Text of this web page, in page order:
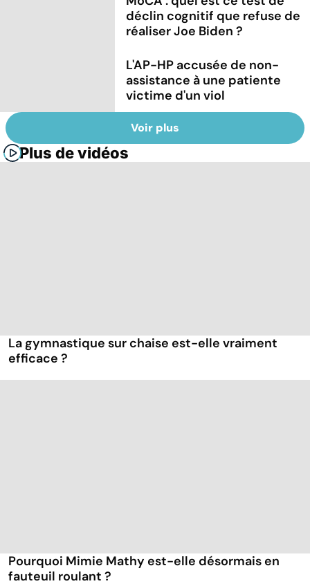
déclin cognitif que refuse de
réaliser Joe Biden ?
L'AP-HP accusée de non-
assistance à une patiente
victime d'un viol
Voir plus
Plus de vidéos
La gymnastique sur chaise est-elle vraiment
efficace ?
Pourquoi Mimie Mathy est-elle désormais en
fauteuil roulant ?